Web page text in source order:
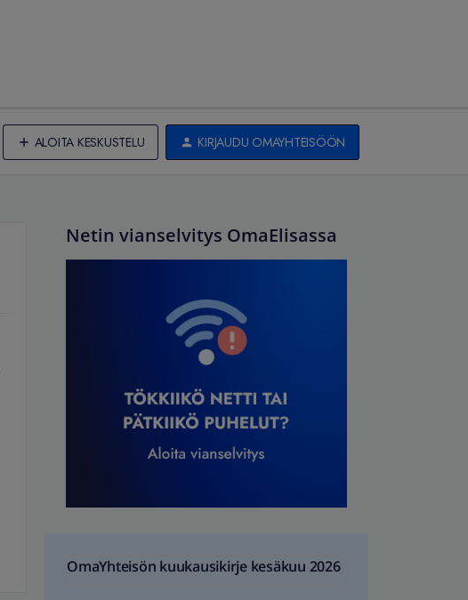
ALOITA KESKUSTELU KIRJAUDU OMAYHTEISÖÖN
Netin vianselvitys OmaElisassa
OmaYhteisön kuukausikirje kesäkuu 2026